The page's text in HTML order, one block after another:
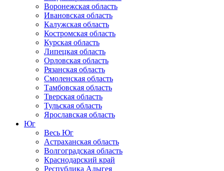
Воронежская область
Ивановская область
Калужская область
Костромская область
Курская область
Липецкая область
Орловская область
Рязанская область
Смоленская область
Тамбовская область
Тверская область
Тульская область
Ярославская область
Юг
Весь Юг
Астраханская область
Волгоградская область
Краснодарский край
Республика Адыгея